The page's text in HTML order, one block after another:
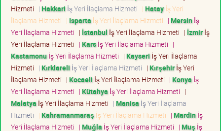
Hizmeti | Hakkari İş Yeri İlaçlama Hizmeti | Hatayİş Yeri
İlaçlama Hizmeti | Isparta İş Yeri İlaçlama Hizmeti | Mersinİş
Yeri İlaçlama Hizmeti | İstanbul İş Yeri İlaçlama Hizmeti | İzmirİş
Yeri İlaçlama Hizmeti | Karsİş Yeri İlaçlama Hizmeti |
Kastamonuİş Yeri İlaçlama Hizmeti | Kayseri İş Yeri İlaçlama
Hizmeti | Kırklareli İş Yeri İlaçlama Hizmeti | Kırşehirİş Yeri
İlaçlama Hizmeti | Kocaeli İş Yeri İlaçlama Hizmeti | Konya İş
Yeri İlaçlama Hizmeti | Kütahya İş Yeri İlaçlama Hizmeti |
Malatya İş Yeri İlaçlama Hizmeti | Manisa İş Yeri İlaçlama
Hizmeti | Kahramanmaraş İş Yeri İlaçlama Hizmeti | Mardinİş
Yeri İlaçlama Hizmeti | Muğla İş Yeri İlaçlama Hizmeti | Muş İş